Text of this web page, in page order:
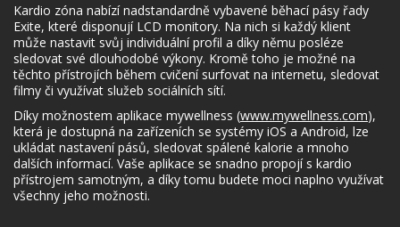
Kardio zóna nabízí nadstandardně vybavené běhací pásy řady
Exite, které disponují LCD monitory. Na nich si každý klient
může nastavit svůj individuální profil a díky němu posléze
sledovat své dlouhodobé výkony. Kromě toho je možné na
těchto přístrojích během cvičení surfovat na internetu, sledovat
filmy či využívat služeb sociálních sítí.
Díky možnostem aplikace mywellness (www.mywellness.com),
která je dostupná na zařízeních se systémy iOS a Android, lze
ukládat nastavení pásů, sledovat spálené kalorie a mnoho
dalších informací. Vaše aplikace se snadno propojí s kardio
přístrojem samotným, a díky tomu budete moci naplno využívat
všechny jeho možnosti.